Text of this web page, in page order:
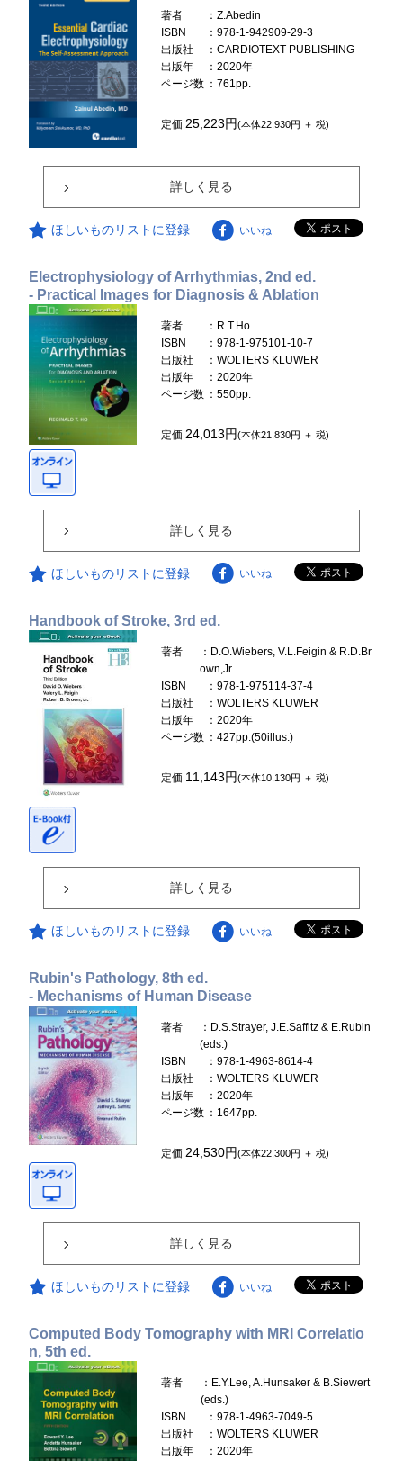
著者
：Z.Abedin
ISBN
：978-1-942909-29-3
出版社
：CARDIOTEXT PUBLISHING
出版年
：2020年
ページ数 ：761pp.
定価 25,223円(本体22,930円 ＋ 税)
詳しく見る
ほしいものリストに登録 いいね
Electrophysiology of Arrhythmias, 2nd ed.
- Practical Images for Diagnosis & Ablation
著者
：R.T.Ho
ISBN
：978-1-975101-10-7
出版社
：WOLTERS KLUWER
出版年
：2020年
ページ数 ：550pp.
定価24,013円(本体21,830円 ＋ 税)
詳しく見る
ほしいものリストに登録 いいね
Handbook of Stroke, 3rd ed.
著者
：D.O.Wiebers, V.L.Feigin & R.D.Br
own,Jr.
ISBN
：978-1-975114-37-4
出版社
：WOLTERS KLUWER
出版年
：2020年
ページ数 ：427pp.(50illus.)
定価 11,143円(本体10,130円 ＋ 税)
詳しく見る
ほしいものリストに登録 いいね
Rubin's Pathology, 8th ed.
- Mechanisms of Human Disease
著者
：D.S.Strayer, J.E.Saffitz & E.Rubin
(eds.)
ISBN
：978-1-4963-8614-4
出版社
：WOLTERS KLUWER
出版年
：2020年
ページ数 ：1647pp.
定価24,530円(本体22,300円 ＋ 税)
詳しく見る
ほしいものリストに登録 いいね
Computed Body Tomography with MRI Correlatio
n, 5th ed.
著者
：E.Y.Lee, A.Hunsaker & B.Siewert
(eds.)
ISBN
：978-1-4963-7049-5
出版社
：WOLTERS KLUWER
出版年
：2020年